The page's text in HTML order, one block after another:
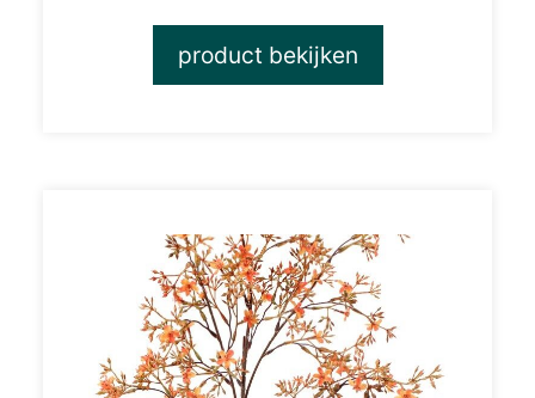
product bekijken